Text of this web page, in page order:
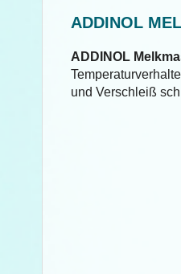
ADDINOL
ADDINOL
und Verschleiß